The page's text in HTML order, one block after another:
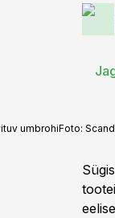
umbrohiFoto: